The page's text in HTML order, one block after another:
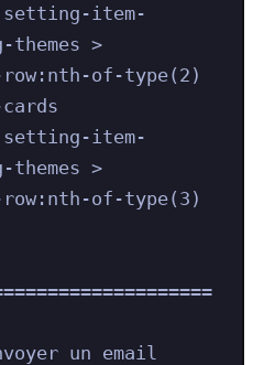
item-
>
of-type(2)
item-
>
of-type(3)
un email